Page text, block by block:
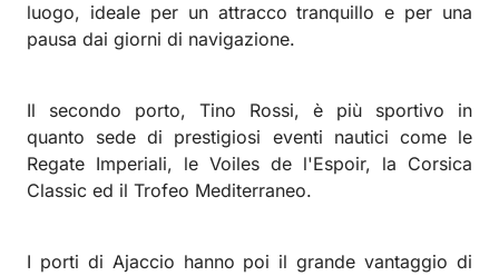
luogo, ideale per un attracco tranquillo e per una
pausa dai giorni di navigazione.
Il secondo porto, Tino Rossi, è più sportivo in
quanto sede di prestigiosi eventi nautici come le
Regate Imperiali, le Voiles de l'Espoir, la Corsica
Classic ed il Trofeo Mediterraneo.
I porti di Ajaccio hanno poi il grande vantaggio di